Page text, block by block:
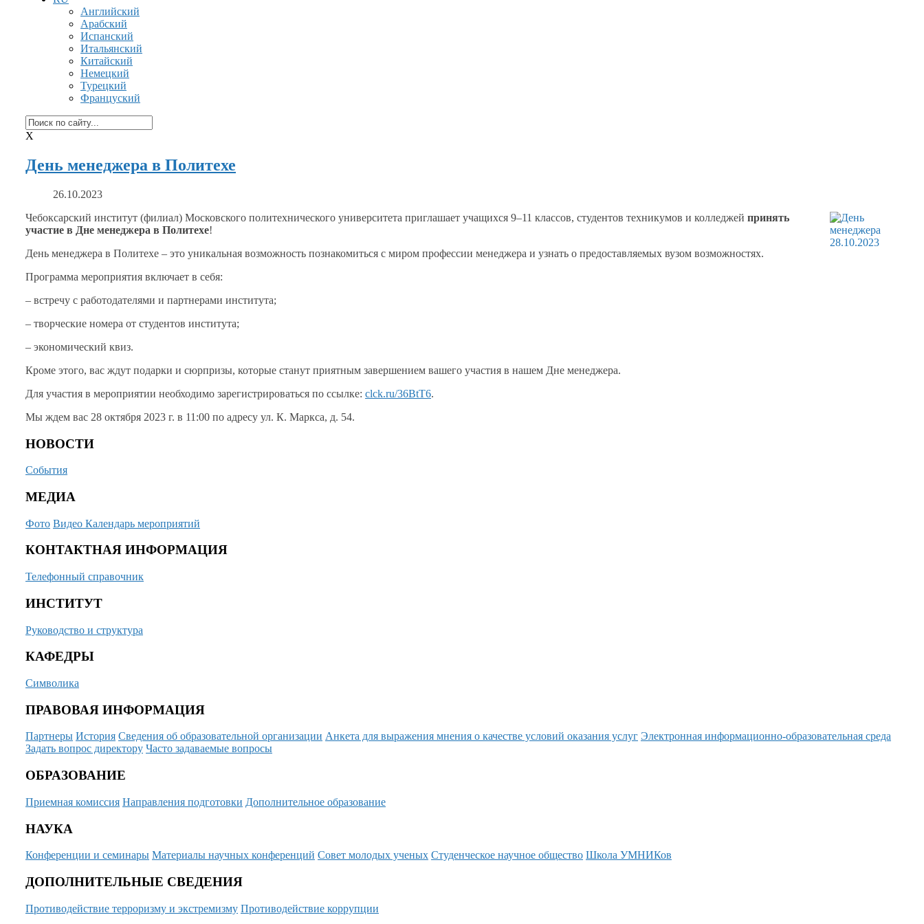
Английский
Арабский
Испанский
Итальянский
Китайский
Немецкий
Турецкий
Француский
X
День менеджера в Политехе
26.10.2023
Чебоксарский институт (филиал) Московского политехнического университета приглашает учащихся 9–11 классов, студентов техникумов и колледжей принять
участие в Дне менеджера в Политехе!
День менеджера в Политехе – это уникальная возможность познакомиться с миром профессии менеджера и узнать о предоставляемых вузом возможностях.
Программа мероприятия включает в себя:
– встречу с работодателями и партнерами института;
– творческие номера от студентов института;
– экономический квиз.
Кроме этого, вас ждут подарки и сюрпризы, которые станут приятным завершением вашего участия в нашем Дне менеджера.
Для участия в мероприятии необходимо зарегистрироваться по ссылке: clck.ru/36BtT6.
Мы ждем вас 28 октября 2023 г. в 11:00 по адресу ул. К. Маркса, д. 54.
НОВОСТИ
События
МЕДИА
Фото Видео Календарь мероприятий
КОНТАКТНАЯ ИНФОРМАЦИЯ
Телефонный справочник
ИНСТИТУТ
Руководство и структура
КАФЕДРЫ
Символика
ПРАВОВАЯ ИНФОРМАЦИЯ
Партнеры История Сведения об образовательной организации Анкета для выражения мнения о качестве условий оказания услуг Электронная информационно-образовательная среда
Задать вопрос директору Часто задаваемые вопросы
ОБРАЗОВАНИЕ
Приемная комиссия Направления подготовки Дополнительное образование
НАУКА
Конференции и семинары Материалы научных конференций Совет молодых ученых Студенческое научное общество Школа УМНИКов
ДОПОЛНИТЕЛЬНЫЕ СВЕДЕНИЯ
Противодействие терроризму и экстремизму Противодействие коррупции